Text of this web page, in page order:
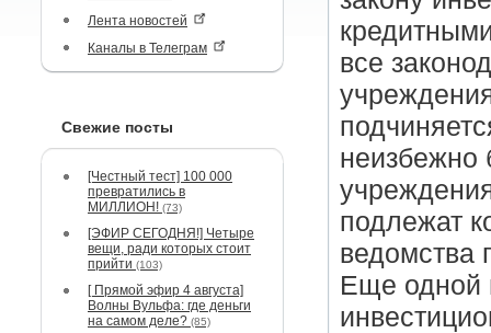
Лента новостей
Каналы в Телеграм
Свежие посты
[Честный тест] 100 000
превратились в
МИЛЛИОН! (73)
[ЭФИР СЕГОДНЯ!] Четыре
вещи, ради которых стоит
прийти (103)
[ Прямой эфир 4 августа]
Волны Вульфа: где деньги
на самом деле? (85)
все
неизбежно
подлежат
ведомства
Еще одной